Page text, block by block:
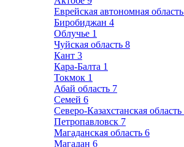
Еврейская автономная область
Биробиджан 4
Облучье 1
Чуйская область 8
Кант 3
Кара-Балта 1
Токмок 1
Абай область 7
Семей 6
Северо-Казахстанская область
Петропавловск 7
Магаданская область 6
Магадан 6